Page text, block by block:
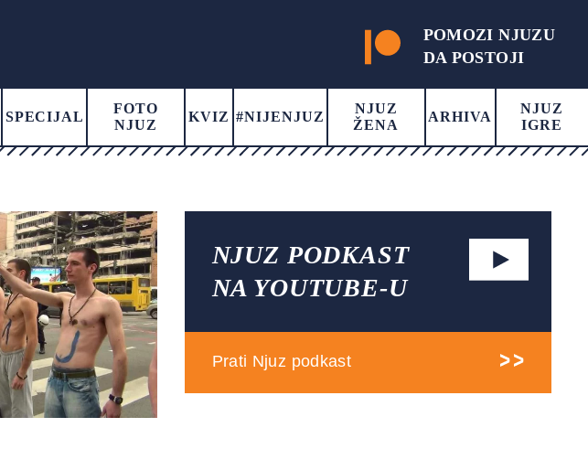
POMOZI NJUZU
DA POSTOJI
SPECIJAL
FOTO
NJUZ
KVIZ #NIJENJUZ
NJUZ
ŽENA
ARHIVA
NJUZ
IGRE
NJUZ PODKAST
NA YOUTUBE-U
Prati Njuz podkast